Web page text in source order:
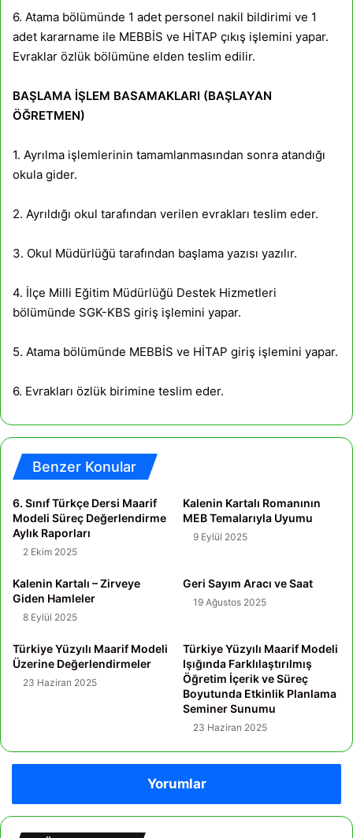
6. Atama bölümünde 1 adet personel nakil bildirimi ve 1
adet kararname ile MEBBİS ve HİTAP çıkış işlemini yapar.
Evraklar özlük bölümüne elden teslim edilir.
BAŞLAMA İŞLEM BASAMAKLARI (BAŞLAYAN
ÖĞRETMEN)
1. Ayrılma işlemlerinin tamamlanmasından sonra atandığı
okula gider.
2. Ayrıldığı okul tarafından verilen evrakları teslim eder.
3. Okul Müdürlüğü tarafından başlama yazısı yazılır.
4. İlçe Milli Eğitim Müdürlüğü Destek Hizmetleri
bölümünde SGK-KBS giriş işlemini yapar.
5. Atama bölümünde MEBBİS ve HİTAP giriş işlemini yapar.
6. Evrakları özlük birimine teslim eder.
Benzer Konular
6. Sınıf Türkçe Dersi Maarif
Modeli Süreç Değerlendirme
Aylık Raporları
2 Ekim 2025
Kalenin Kartalı Romanının
MEB Temalarıyla Uyumu
9 Eylül 2025
Kalenin Kartalı – Zirveye
Giden Hamleler
8 Eylül 2025
Geri Sayım Aracı ve Saat
19 Ağustos 2025
Türkiye Yüzyılı Maarif Modeli
Üzerine Değerlendirmeler
23 Haziran 2025
Türkiye Yüzyılı Maarif Modeli
Işığında Farklılaştırılmış
Öğretim İçerik ve Süreç
Boyutunda Etkinlik Planlama
Seminer Sunumu
23 Haziran 2025
Yorumlar